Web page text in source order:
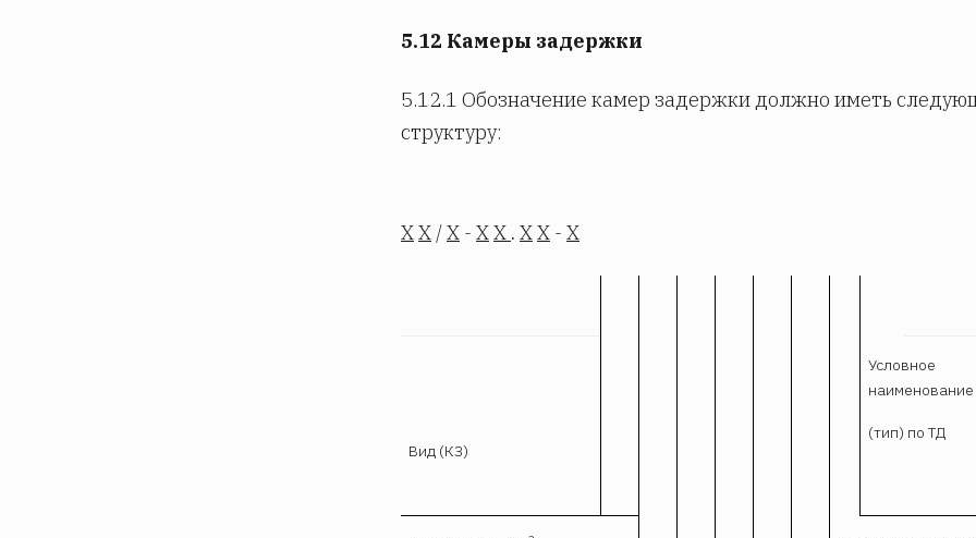
5.12 Камеры задержки
5.12.1 Обозначение камер задержки должно иметь
структуру:
ХХ /Х - ХХ . ХХ - Х
Вид (КЗ)
Условное
наименование
(тип) по ТД